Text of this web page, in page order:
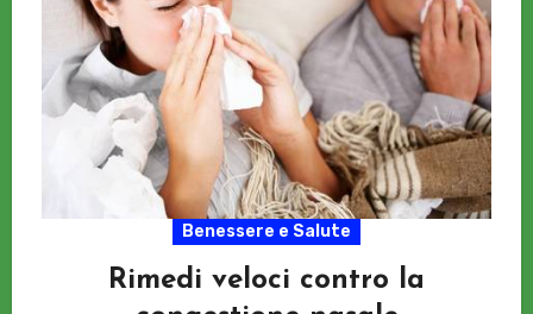
Benessere e Salute
Rimedi veloci contro la